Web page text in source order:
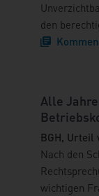
den
Alle
BGH, Urteil
Nach den
wichtigen